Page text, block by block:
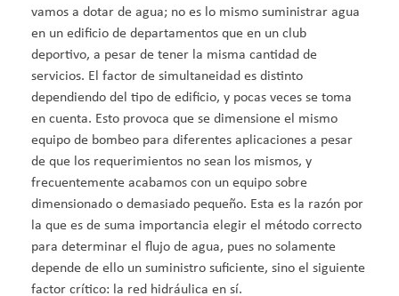
vamos a dotar de agua; no es lo mismo suministrar agua
en un edificio de departamentos que en un club
deportivo, a pesar de tener la misma cantidad de
servicios. El factor de simultaneidad es distinto
dependiendo del tipo de edificio, y pocas veces se toma
en cuenta. Esto provoca que se dimensione el mismo
equipo de bombeo para diferentes aplicaciones a pesar
de que los requerimientos no sean los mismos, y
frecuentemente acabamos con un equipo sobre
dimensionado o demasiado pequeño. Esta es la razón por
la que es de suma importancia elegir el método correcto
para determinar el flujo de agua, pues no solamente
depende de ello un suministro suficiente, sino el siguiente
factor crítico: la red hidráulica en sí.